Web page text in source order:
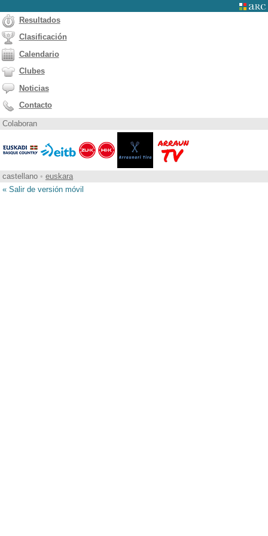
Resultados
Clasificación
Calendario
Clubes
Noticias
Contacto
Colaboran
castellano • euskara
« Salir de versión móvil